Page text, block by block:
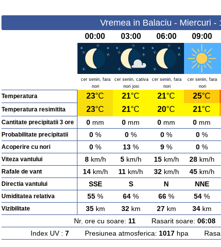
Vremea in Balaciu - Miercuri -
00:00 03:00 06:00 09:00
cer senin, fara
nori
cer senin, cativa
nori josi
cer senin, fara
nori
cer senin, fara
nori
Temperatura 23°C 21°C 21°C 25°C
Temperatura resimitita 23°C 21°C 20°C 21°C
Cantitate precipitatii 3 ore 0 mm 0 mm 0 mm 0 mm
Probabilitate precipitatii 0 % 0 % 0 % 0 %
Acoperire cu nori 0 % 13 % 9 % 0 %
Viteza vantului 8km/h 5km/h 15km/h 28km/h
Rafale de vant 14km/h 11 km/h 32km/h 45km/h
Directia vantului SSE S N NNE
Umiditatea relativa 55 % 64 % 66 % 54 %
Vizibilitate 35km 32km 27km 34km
Nr. ore cu soare: 11 Rasarit soare: 06:08
Index UV : 7Presiunea atmosferica: 1017hpa